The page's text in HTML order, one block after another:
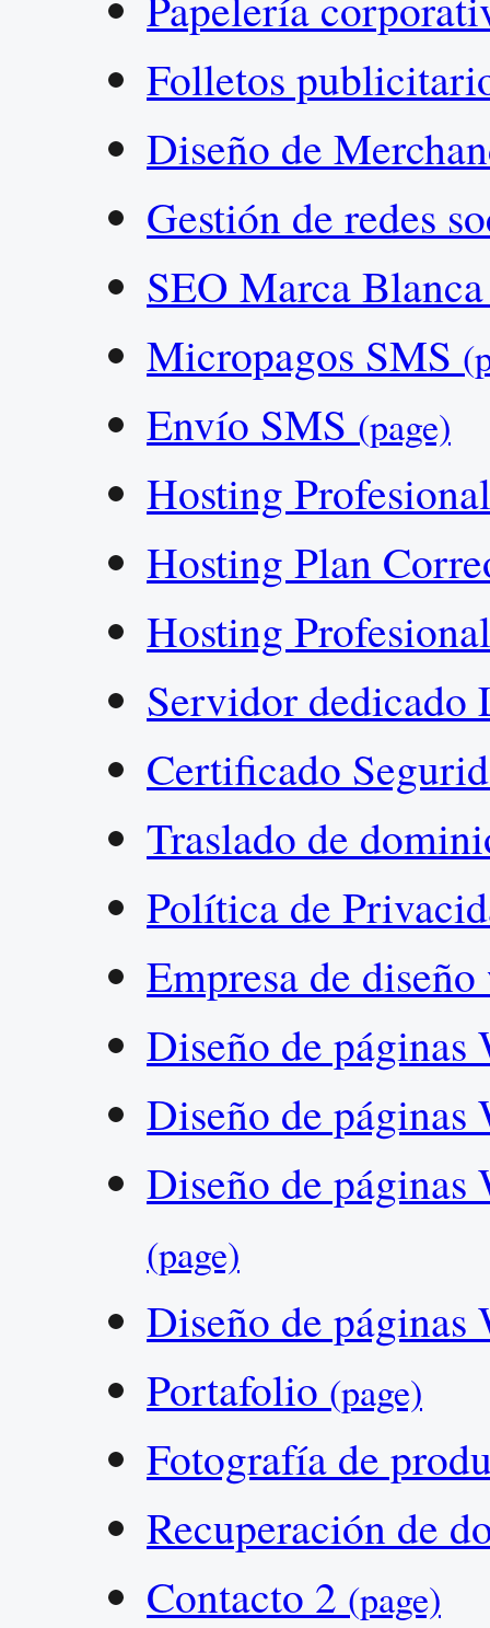
Folletos
Diseño de
Gestión de redes
SEO Marca
Micropagos SMS
Envío SMS (page)
Hosting
Hosting Plan
Hosting
Servidor
Certificado
Traslado de
Política de
Empresa de
Diseño de páginas
Diseño de páginas
Diseño de páginas
(page)
Diseño de páginas
Portafolio (page)
Fotografía de
Recuperación de
Contacto 2 (page)